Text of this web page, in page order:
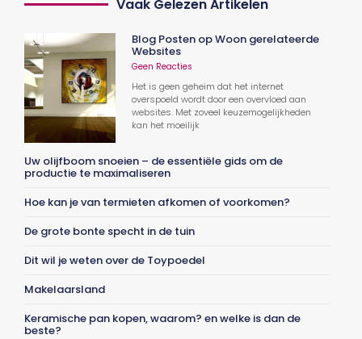
Vaak Gelezen Artikelen
Blog Posten op Woon gerelateerde
Websites
Geen Reacties
Het is geen geheim dat het internet
overspoeld wordt door een overvloed aan
websites. Met zoveel keuzemogelijkheden
kan het moeilijk
Uw olijfboom snoeien – de essentiële gids om de
productie te maximaliseren
Hoe kan je van termieten afkomen of voorkomen?
De grote bonte specht in de tuin
Dit wil je weten over de Toypoedel
Makelaarsland
Keramische pan kopen, waarom? en welke is dan de
beste?